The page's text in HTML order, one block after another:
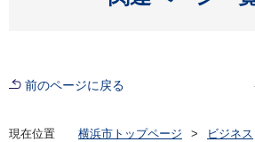
前のページに戻る
現在位置 横浜市トップページ
ビジネス